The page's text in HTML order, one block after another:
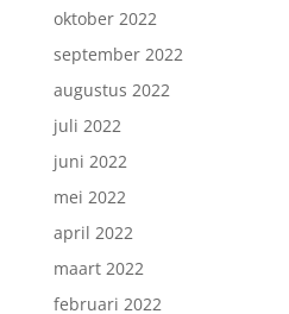
oktober 2022
september 2022
augustus 2022
juli 2022
juni 2022
mei 2022
april 2022
maart 2022
februari 2022